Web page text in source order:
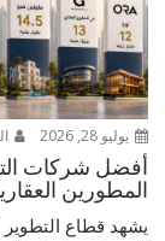
يوليو 28, 2026
المطورين
يشهد قطاع